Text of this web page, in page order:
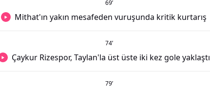
69’
Mithat'ın yakın mesafeden vuruşunda kritik kurtarış
74’
Çaykur Rizespor, Taylan'la üst üste iki kez gole yaklaştı
79’